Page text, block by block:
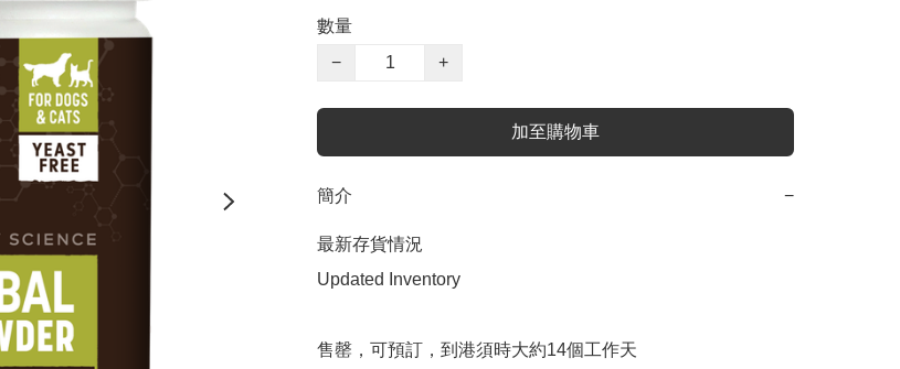
數量
−
+
加至購物車
簡介 −
最新存貨情況
Updated Inventory
售罄，可預訂，到港須時大約14個工作天